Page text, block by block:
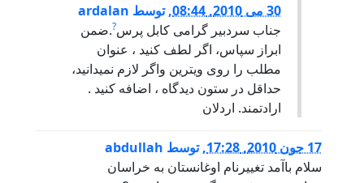
,توسطardalan
جناب سردبير گرامی کابل پرس .ضمن
ابراز سپاس، اگر لطف کنيد ، عنوان
مطلب را روی ويترين واگر لازم نميدانيد،
حداقل در ستون ديدگاه ، اضافه کنيد .
ارادتمند. اردلان
,توسطabdullah
سلام باآمد تغییرنام اوغانستان به خراسان